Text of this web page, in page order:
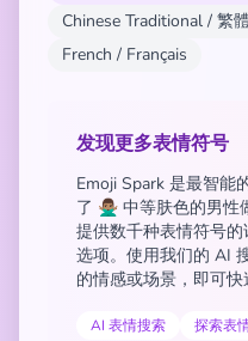
Chinese Traditional / 繁
French / Français
发现更多表情符号
Emoji Spark 是最智能
了 🙅🏽‍♂️ 中等肤色的男
提供数千种表情符号
选项。使用我们的 AI
的情感或场景，即可快
AI 表情搜索 探索表